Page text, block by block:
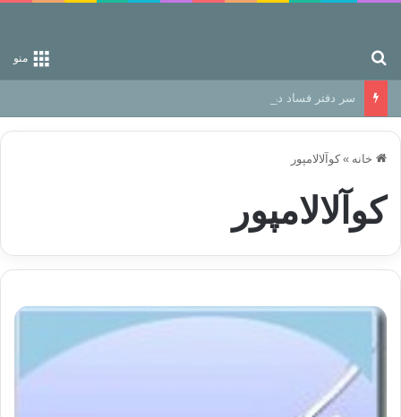
منو
سر دفتر فساد در زمین‌، دوری وکناره‌گیری از راه خداست‌!
خانه » کوآلالامپور
کوآلالامپور